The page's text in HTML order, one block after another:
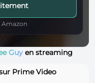
Amazon
Guyen streaming
Prime Video